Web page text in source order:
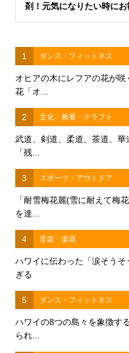
剤！元気になりたい時に
1 ダンス・フィットネス
オヒアの木にレフアの花が
花「オ...
2 文化・教養・クラフト
武道、剣道、柔道、茶道、
「残...
3 スポーツ・アウトドア
「耐雪梅花麗(雪に耐えて梅
を達...
4 音楽・楽器
ハワイに伝わった「涙そう
ぎる
5 ダンス・フィットネス
ハワイの8つの島々を象徴す
られ...